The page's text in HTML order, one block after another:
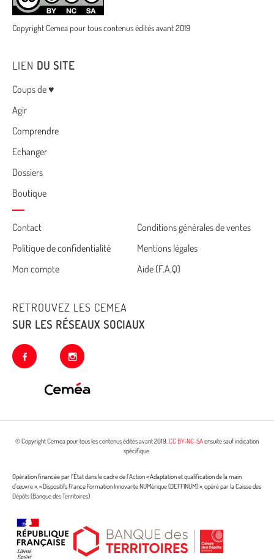
Copyright Cemea pour tous contenus édités avant 2019
LIEN DU SITE
Menu
Coups de ♥
Agir
Comprendre
Echanger
Dossiers
Boutique
Cemea
footer
Contact
Conditions générales de ventes
Politique de confidentialité
Mentions légales
Mon compte
Aide (F.A.Q)
RETROUVEZ LES CEMEA
SUR LES RÉSEAUX SOCIAUX
facebook instagram
© Copyright Cemea pour tous les contenus édités avant 2019.CC BY-NC-SAensuite sauf indication
spécifique.
Opération financée par l’État dans le cadre de l’Action « Adaptation et qualification de la main
d’œuvre », « Dispositifs France Formation Innovante NUMérique (DEFFINUM) », opéré par la Caisse des
Dépôts (Banque des Territoires)